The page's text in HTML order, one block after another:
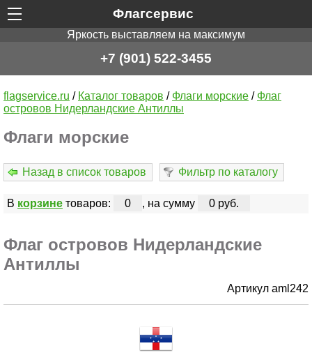
Флагсервис
Яркость выставляем на максимум
+7 (901) 522-3455
flagservice.ru / Каталог товаров / Флаги морские / Флаг
островов Нидерландские Антиллы
Флаги морские
Назад в список товаров Фильтр по каталогу
В корзинетоваров: 0 , на сумму 0 руб.
Флаг островов Нидерландские
Антиллы
Артикул aml242